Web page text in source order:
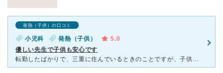
発熱（子供）の口コミ
小児科 発熱（子供）
5.0
優しい先生で子供も安心です
転勤したばかりで、三重に住んでいるときのことですが、子供が夜中に熱を出して病院をネットで探していましたらこの病院にたどり着きました。そしていざ翌朝お病院へ行きました。受付の方から看護婦さん、先生、みん